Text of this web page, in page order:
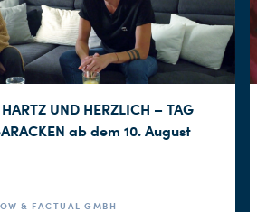
UND HERZLICH – TAG
ab dem 10. August
& FACTUAL GMBH